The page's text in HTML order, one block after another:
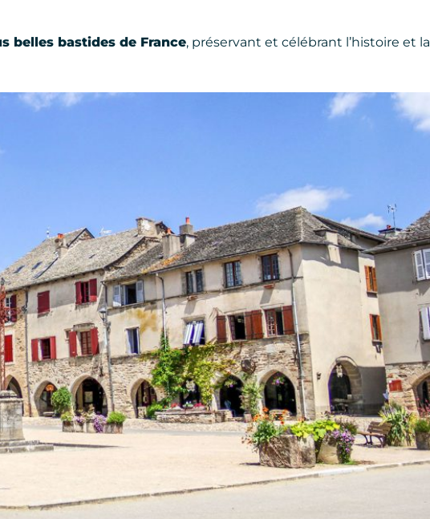
belles bastides de France, préservant et célébrant l’histoire et la